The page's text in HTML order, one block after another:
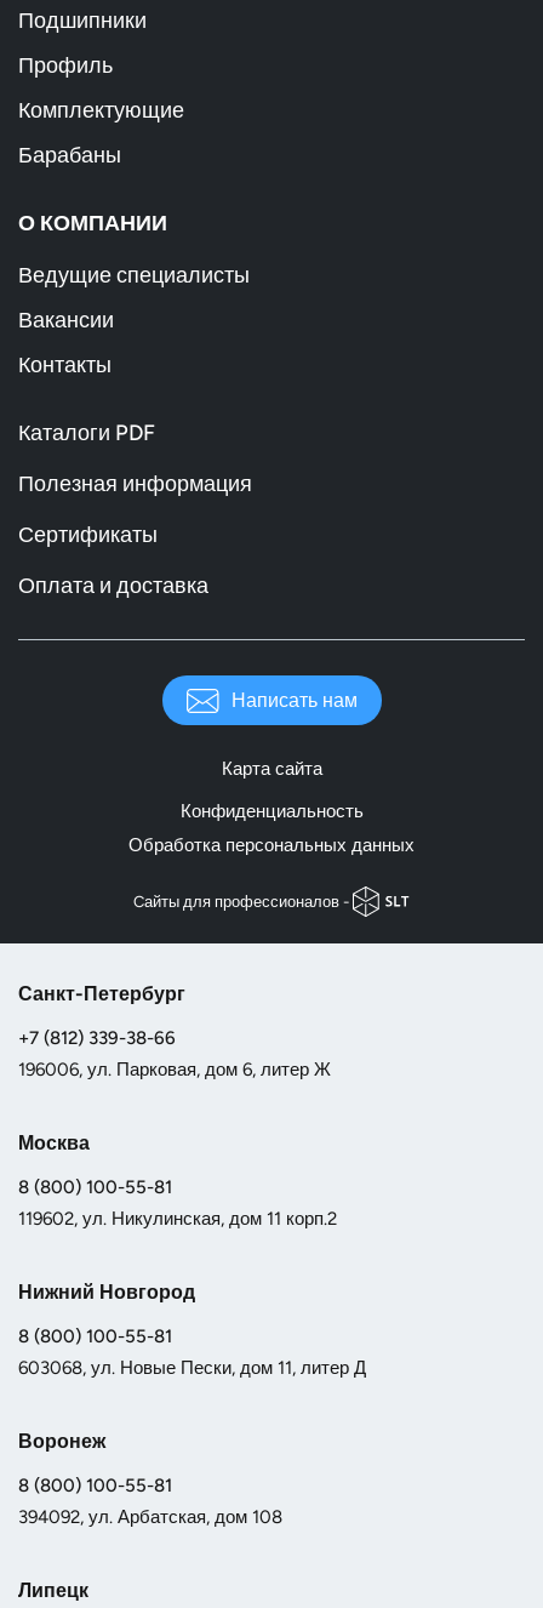
Подшипники
Профиль
Комплектующие
Барабаны
О КОМПАНИИ
Ведущие специалисты
Вакансии
Контакты
Каталоги PDF
Полезная информация
Сертификаты
Оплата и доставка
Написать нам
Карта сайта
Конфиденциальность
Обработка персональных данных
Cайты для профессионалов -
Санкт-Петербург
+7 (812) 339-38-66
196006, ул. Парковая, дом 6, литер Ж
Москва
8 (800) 100-55-81
119602, ул. Никулинская, дом 11 корп.2
Нижний Новгород
8 (800) 100-55-81
603068, ул. Новые Пески, дом 11, литер Д
Воронеж
8 (800) 100-55-81
394092, ул. Арбатская, дом 108
Липецк